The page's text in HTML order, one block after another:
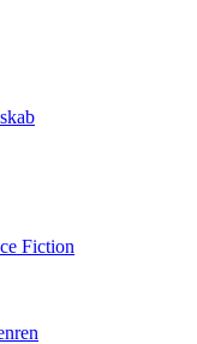
Fiction